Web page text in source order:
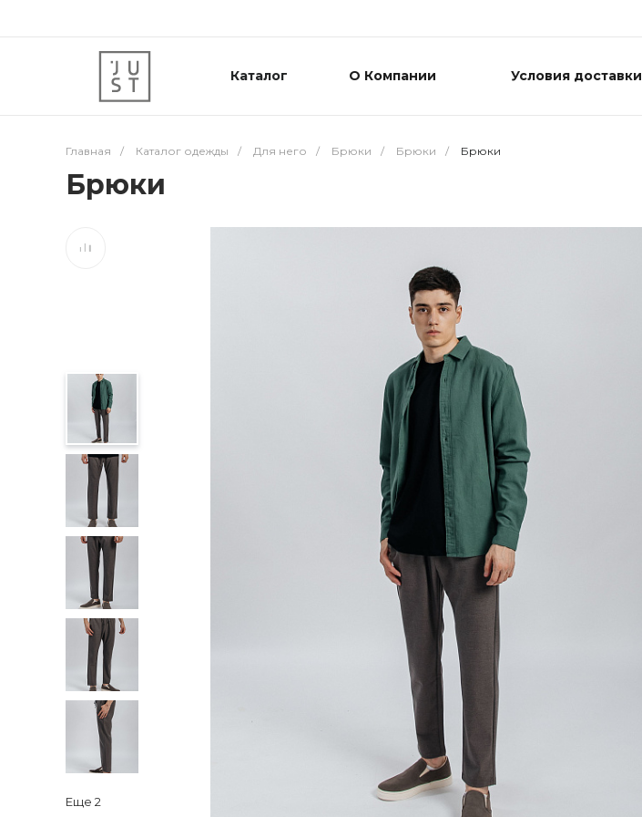
Каталог О Компании Условия доставки
Главная / Каталог одежды / Для него / Брюки / Брюки / Брюки
Брюки
Еще 2